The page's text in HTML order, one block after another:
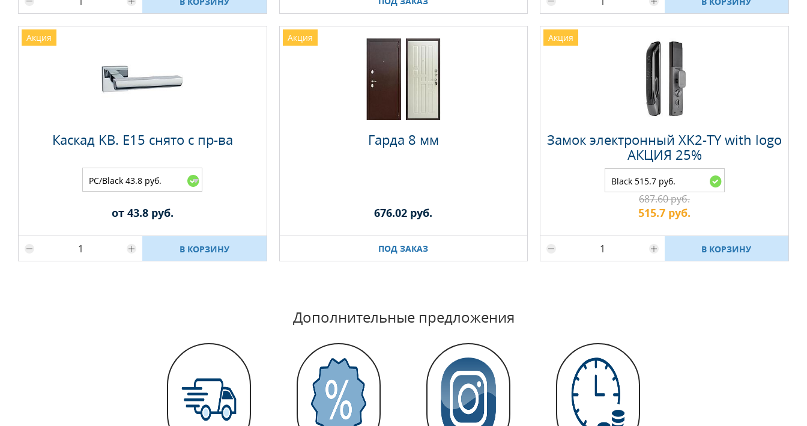
Акция
Каскад KB. E15 снято с пр-ва
PC/Black 43.8 руб.
В КОРЗИНУ
от 43.8 руб.
Акция
Гарда 8 мм
ПОД ЗАКАЗ
676.02 руб.
Акция
Замок электронный XK2-TY with logo
АКЦИЯ 25%
Black 515.7 руб.
В КОРЗИНУ
687.60 руб.
515.7 руб.
Дополнительные предложения